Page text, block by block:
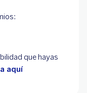
que hayas
aquí